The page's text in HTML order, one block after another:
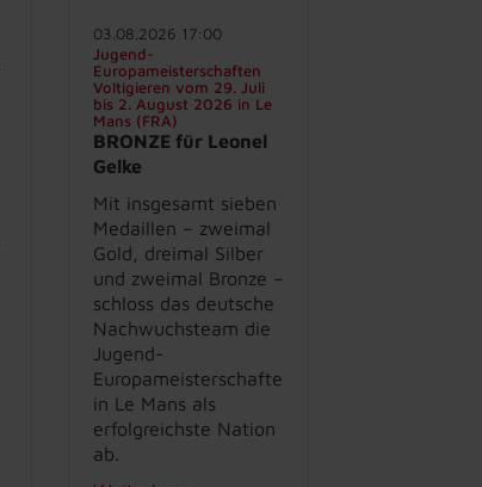
03.08.2026 17:00
Jugend-
Europameisterschaften
Voltigieren vom 29. Juli
bis 2. August 2026 in Le
Mans (FRA)
BRONZE für Leonel
Gelke
Mit insgesamt sieben
Medaillen – zweimal
Gold, dreimal Silber
und zweimal Bronze –
schloss das deutsche
Nachwuchsteam die
Jugend-
Europameisterschaften
in Le Mans als
erfolgreichste Nation
ab.